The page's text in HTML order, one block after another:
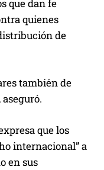
que dan fe
quienes
de
también de
que los
internacional” a
en sus